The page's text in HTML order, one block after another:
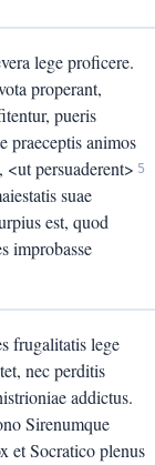
lege proficere.
properant,
pueris
praeceptis animos
persuaderent>
suae
est, quod
improbasse
5
frugalitatis lege
nec perditis
addictus.
Sirenumque
et Socratico plenus